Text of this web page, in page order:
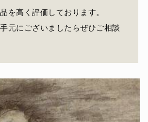
を高く評価しております。
元にございましたらぜひご相談